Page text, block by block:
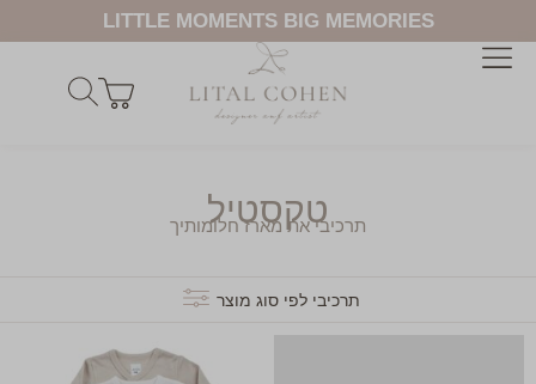
LITTLE MOMENTS BIG MEMORIES
טקסטיל
תרכיבי את מארז חלומותיך
תרכיבי לפי סוג מוצר